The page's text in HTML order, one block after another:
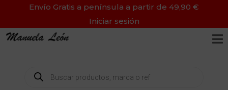
Envío Gratis a península a partir de 49,90 €
Iniciar sesión

Búsqueda
productos